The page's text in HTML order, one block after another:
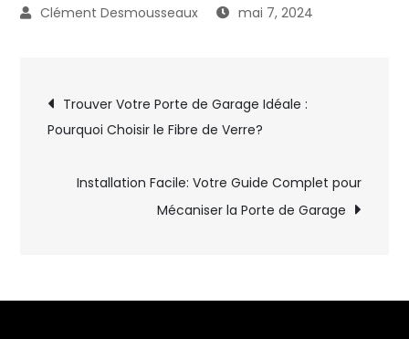
mai 7, 2024
Navigation
de
l’article
Trouver Votre Porte de Garage Idéale :
Pourquoi Choisir le Fibre de Verre?
Installation Facile: Votre Guide Complet pour
Mécaniser la Porte de Garage